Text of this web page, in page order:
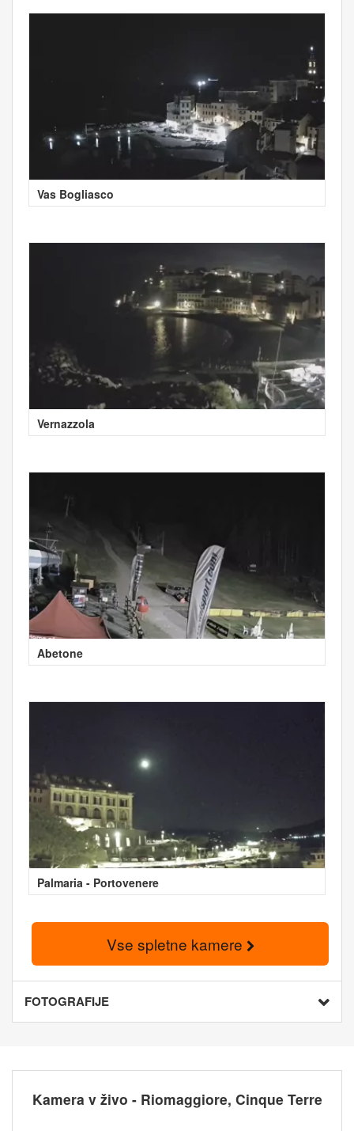
Vas Bogliasco
Vernazzola
Abetone
Palmaria - Portovenere
Vse spletne kamere
FOTOGRAFIJE
Kamera v živo - Riomaggiore, Cinque Terre